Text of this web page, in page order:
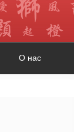
О нас